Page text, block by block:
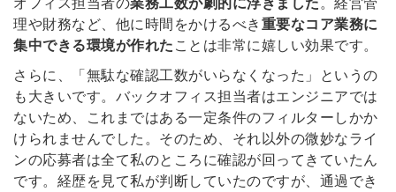
オフィス担当者の業務工数が劇的に浮きました 。経営管
理や財務など、他に時間をかけるべき 重要なコア業務に
集中できる環境が作れた ことは非常に嬉しい効果です。
さらに、「無駄な確認工数がいらなくなった」というの
も大きいです。バックオフィス担当者はエンジニアでは
ないため、これまではある一定条件のフィルターしかか
けられませんでした。そのため、それ以外の微妙なライ
ンの応募者は全て私のところに確認が回ってきていたん
です。経歴を見て私が判断していたのですが、通過でき